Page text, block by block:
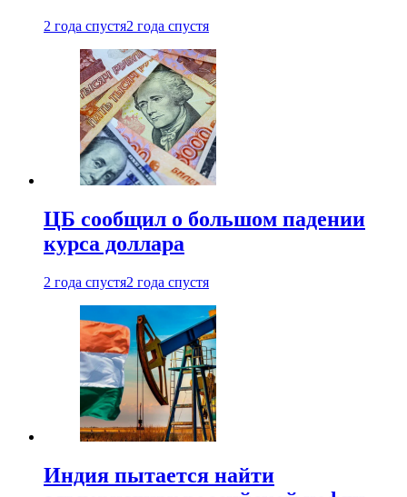
2 года спустя2 года спустя
ЦБ сообщил о большом падении
курса доллара
2 года спустя2 года спустя
Индия пытается найти